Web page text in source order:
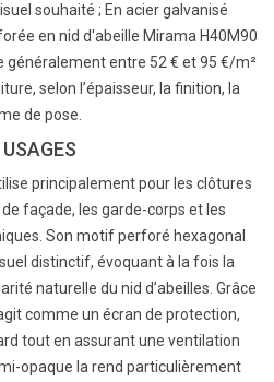
souhaité ; En acier galvanisé
en nid d'abeille Mirama H40M90
généralement entre 52 € et 95 €/m²
selon l’épaisseur, la finition, la
de pose.
USAGES
principalement pour les clôtures
façade, les garde-corps et les
Son motif perforé hexagonal
distinctif, évoquant à la fois la
naturelle du nid d’abeilles. Grâce
comme un écran de protection,
tout en assurant une ventilation
opaque la rend particulièrement